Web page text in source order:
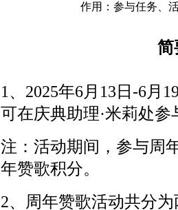
作用：参与任务、
简
1、2025年6月13日-6月
可在庆典助理·米莉处
注：活动期间，参与周
年赞歌积分。
2、周年赞歌活动共分